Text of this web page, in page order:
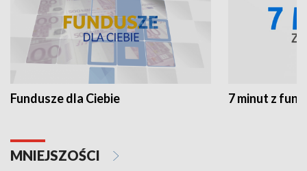
Fundusze dla Ciebie 7 minut z
MNIEJSZOŚCI